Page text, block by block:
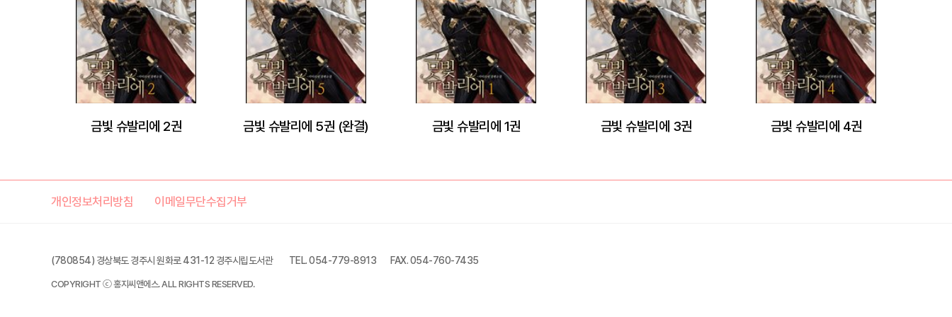
금빛 슈발리에 2권 금빛 슈발리에 5권 (완결) 금빛 슈발리에 1권 금빛 슈발리에 3권 금빛 슈발리에 4권
개인정보처리방침 이메일무단수집거부
(780854) 경상북도 경주시 원화로 431-12 경주시립도서관 TEL. 054-779-8913 FAX. 054-760-7435
COPYRIGHT ⓒ 홍지씨앤에스. ALL RIGHTS RESERVED.